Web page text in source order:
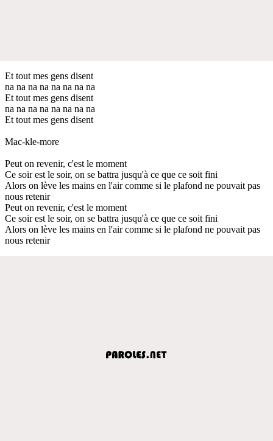
Et tout mes gens disent
na na na na na na na na
Et tout mes gens disent
na na na na na na na na
Et tout mes gens disent
Mac-kle-more
Peut on revenir, c'est le moment
Ce soir est le soir, on se battra jusqu'à ce que ce soit fini
Alors on lève les mains en l'air comme si le plafond ne pouvait pas
nous retenir
Peut on revenir, c'est le moment
Ce soir est le soir, on se battra jusqu'à ce que ce soit fini
Alors on lève les mains en l'air comme si le plafond ne pouvait pas
nous retenir